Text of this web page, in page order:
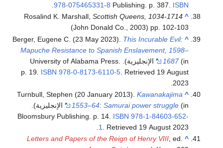
Publishing. p. 387. ISBN
978-075465331-8
.
^
Rosalind K. Marshall,Scottish Queens, 1034-1714
(John Donald Co., 2003) pp. 102-103
^
Berger, Eugene C. (23 May 2023). This Incurable Evil:
Mapuche Resistance to Spanish Enslavement, 1598–
1687
(in الإنجليزية). University of Alabama Press.
p. 19. ISBN 978-0-8173-6110-5 . Retrieved 19 August
2023
^
Turnbull, Stephen (20 January 2013).Kawanakajima
1553–64: Samurai power struggle
(in الإنجليزية).
Bloomsbury Publishing. p. 14. ISBN 978-1-84603-652-
1
. Retrieved 19 August 2023
^
Letters and Papers of the Reign of Henry VIII, ed.